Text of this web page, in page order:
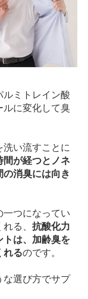
ルミトレイン酸
ルに変化して臭
い流すことに
間が経つとノネ
消臭には向き
一つになってい
る、 抗酸化力
トは、加齢臭を
れるのです。
な選び方でサプ